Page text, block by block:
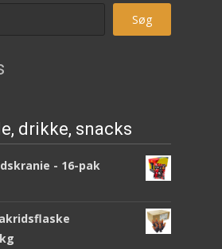
Søg
drikke, snacks
- 16-pak